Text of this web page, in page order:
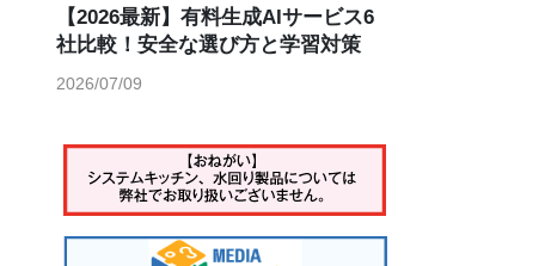
【2026最新】有料生成AIサービス6
社比較！安全な選び方と学習対策
2026/07/09